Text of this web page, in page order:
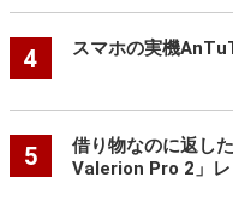
4 スマホの実機
5
借り物なのに返し
Valerion Pro 2」レ